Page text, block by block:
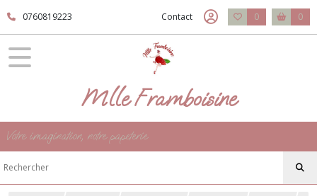
0760819223 Contact 0 0
Mlle Framboisine
Votre imagination, notre papeterie